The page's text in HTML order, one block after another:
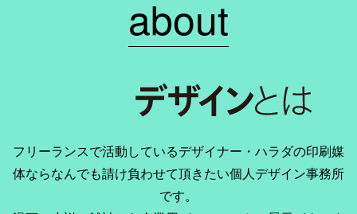
about
フリーランスで活動しているデザイナー・ハラダの印刷媒
体ならなんでも請け負わせて頂きたい個人デザイン事務所
です。